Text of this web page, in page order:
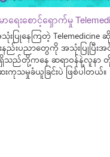
ရေးစောင့်ရှောက်မှု
းပြုနေကြတဲ့
းပညာတွေကို အသုံးပြုပြီးအ
သည်တို့ကနေ ဆရာဝန်နဲ့လူန
ကုသမှုခံယူခြင်းပဲ ဖြစ်ပါတယ်။